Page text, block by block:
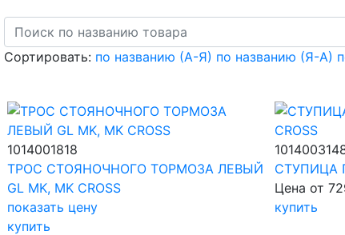
Сортировать: по названию (А-Я) по названию (Я-А)
1014001818
ТРОС СТОЯНОЧНОГО ТОРМОЗА ЛЕВЫЙ
GL MK, MK CROSS
показать цену
купить
СТУПИЦА
Цена от
купить